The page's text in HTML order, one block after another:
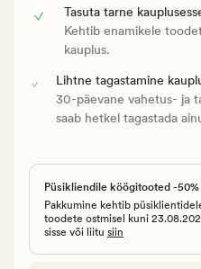
Tasuta tarne
Kehtib enamikele
kauplus.
Lihtne tagastamine
30-päevane vahetus- ja
saab hetkel tagastada
Püsikliendile köögitooted -50%
Pakkumine kehtib
toodete ostmisel kuni
sisse või liitu siin